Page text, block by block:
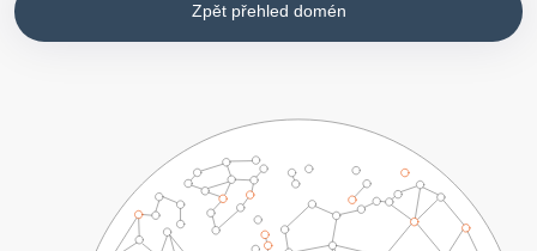
Zpět přehled domén